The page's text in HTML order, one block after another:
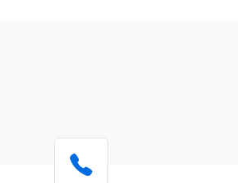
Влага и механические повреждения